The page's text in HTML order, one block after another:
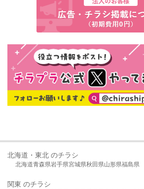
北海道・東北 のチラシ
北海道青森県岩手県宮城県秋田県山形県福島県
関東 のチラシ